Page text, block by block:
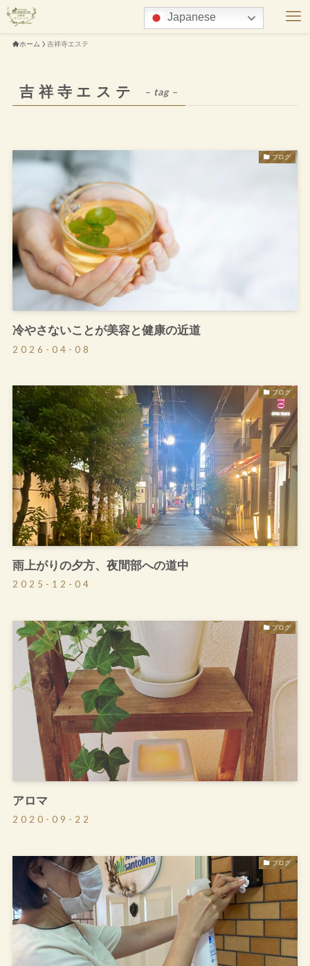
ホーム 吉祥寺エステ
吉祥寺エステ – tag –
ブログ
冷やさないことが美容と健康の近道
2026-04-08
ブログ
雨上がりの夕方、夜間部への道中
2025-12-04
ブログ
アロマ
2020-09-22
ブログ
Japanese